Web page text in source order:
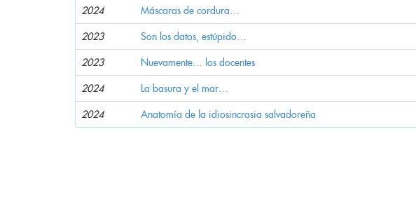
2024 Máscaras de cordura…
2023 Son los datos, estúpido…
2023 Nuevamente… los docentes
2024 La basura y el mar…
2024 Anatomía de la idiosincrasia salvadoreña